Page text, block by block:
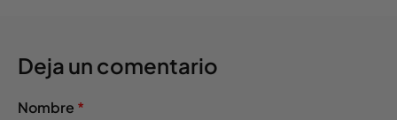
Deja un comentario
Nombre *